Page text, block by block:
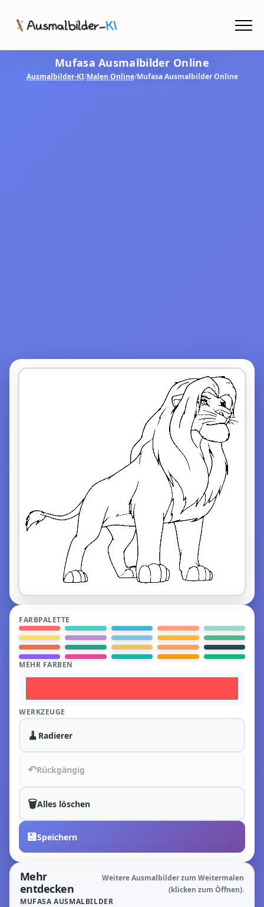
AusmalbilderMufasa Ausmalbilder Online
Ausmalbilder-KI/Malen Online/Mufasa Ausmalbilder Online
FARBPALETTE
MEHR FARBEN
WERKZEUGE
🧹 Radierer
↶Rückgängig
🗑️Alles löschen
💾Speichern
Mehr
entdecken
Weitere Ausmalbilder zum Weitermalen
(klicken zum Öffnen).
MUFASA AUSMALBILDER